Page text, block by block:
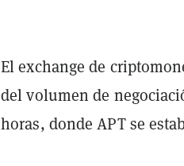
El exchange de
del volumen de
horas, donde APT se